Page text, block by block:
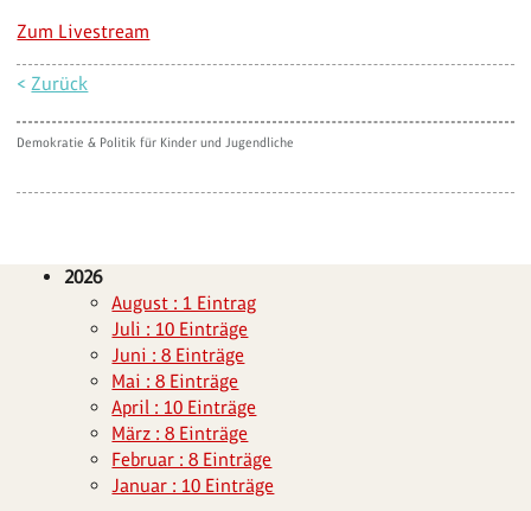
Zum Livestream
<Zurück
Demokratie & Politik für Kinder und Jugendliche
2026
August : 1 Eintrag
Juli : 10 Einträge
Juni : 8 Einträge
Mai : 8 Einträge
April : 10 Einträge
März : 8 Einträge
Februar : 8 Einträge
Januar : 10 Einträge